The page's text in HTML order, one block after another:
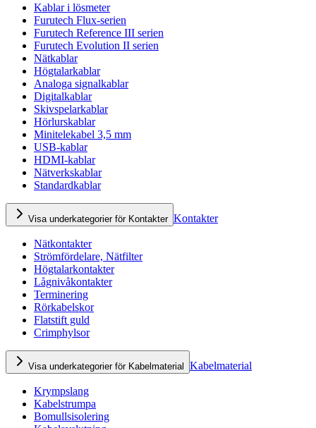
Kablar i lösmeter
Furutech Flux-serien
Furutech Reference III serien
Furutech Evolution II serien
Nätkablar
Högtalarkablar
Analoga signalkablar
Digitalkablar
Skivspelarkablar
Hörlurskablar
Minitelekabel 3,5 mm
USB-kablar
HDMI-kablar
Nätverkskablar
Standardkablar
Visa underkategorier för Kontakter Kontakter
Nätkontakter
Strömfördelare, Nätfilter
Högtalarkontakter
Lågnivåkontakter
Terminering
Rörkabelskor
Flatstift guld
Crimphylsor
Visa underkategorier för Kabelmaterial Kabelmaterial
Krympslang
Kabelstrumpa
Bomullsisolering